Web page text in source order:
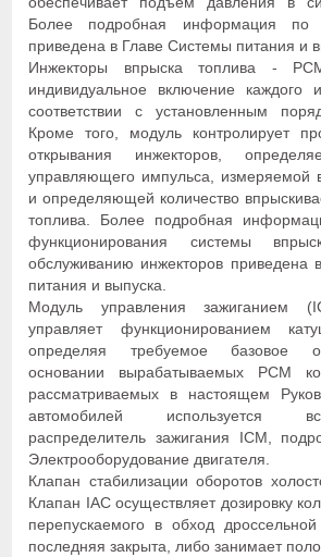
Более подробная информация по
приведена в Главе Системы питания и
Инжекторы впрыска топлива -
индивидуальное включение каждого
соответствии с установленным
Кроме того, модуль контролирует
открывания инжекторов,
управляющего импульса, измеряемой
и определяющей количество
топлива. Более подробная
функционирования системы
обслуживанию инжекторов приведена
питания и выпуска.
Модуль управления зажиганием
управляет функционированием
определяя требуемое базовое
основании вырабатываемых РСМ
рассматриваемых в настоящем
автомобилей используется
распределитель зажигания ICM,
Электрооборудование двигателя.
Клапан стабилизации оборотов
Клапан IAC осуществляет дозировку
перепускаемого в обход дроссельной
последняя закрыта, либо занимает